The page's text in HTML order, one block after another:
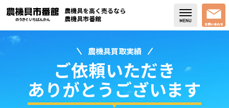
買取実績
農機具を高く売るなら
農機具市番館
農機具買取実績
ご依頼いただき
ありがとうございます